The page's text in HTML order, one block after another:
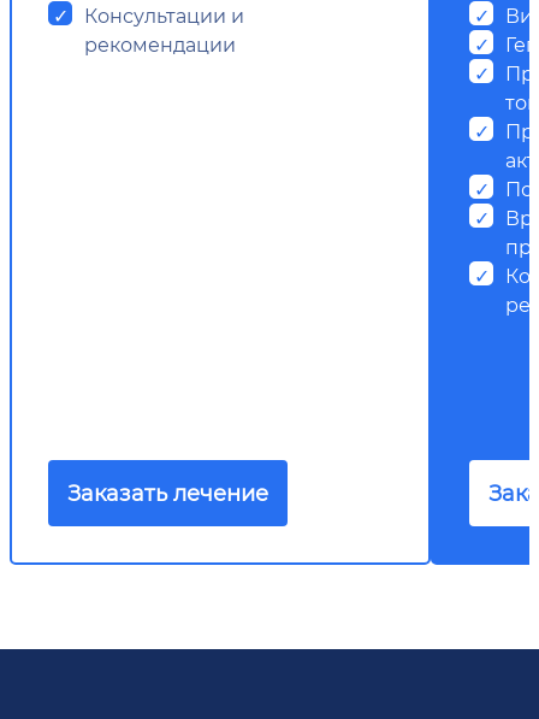
Консультации и
рекомендации
Заказать лечение